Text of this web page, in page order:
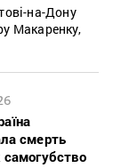
на-Дону
Макаренку,
смерть
самогубство